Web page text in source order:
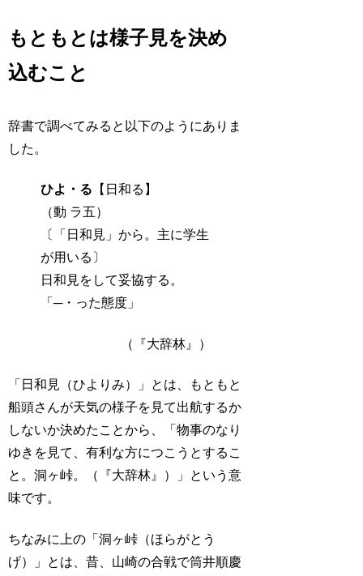
もともとは様子見を決め
込むこと
辞書で調べてみると以下のようにありま
した。
ひよ・る 【日和る】
（動 ラ五）
〔「日和見」から。主に学生
が用いる〕
日和見をして妥協する。
「─・った態度」
（『大辞林』）
「日和見（ひよりみ）」とは、もともと
船頭さんが天気の様子を見て出航するか
しないか決めたことから、「物事のなり
ゆきを見て、有利な方につこうとするこ
と。洞ヶ峠。（『大辞林』）」という意
味です。
ちなみに上の「洞ヶ峠（ほらがとう
げ）」とは、昔、山崎の合戦で筒井順慶